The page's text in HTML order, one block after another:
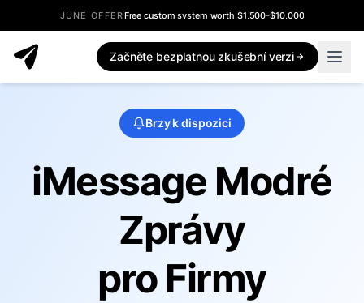
JUNE OFFERFree custom system worth $1,500-$10,000
Začněte bezplatnou zkušební verzi
Brzy k dispozici
iMessage Modré
Zprávy
pro Firmy